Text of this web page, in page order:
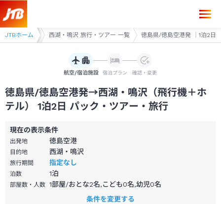
JTBホーム
行・ツアー 西湖・鳴沢 旅行・ツアー 一覧 徳島県/徳島空港発 ｜1泊2日
航空/宿泊施設 宿泊プラン 確認・変更
徳島県/徳島空港発→西湖・鳴沢（飛行機＋ホ
テル） 1泊2日 パック・ツアー・旅行
現在の表示条件
出発地 徳島空港
目的地 西湖・鳴沢
旅行期間 指定なし
泊数 1泊
部屋数・人数 1部屋/おとな2名,こども0名,幼児0名
条件を変更する